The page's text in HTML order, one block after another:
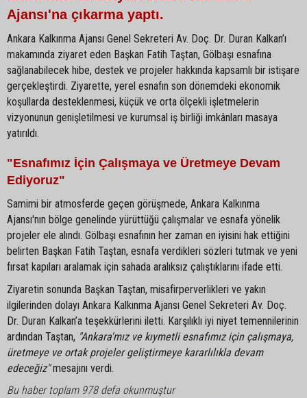
Ajansı'na çıkarma yaptı.
Ankara Kalkınma Ajansı Genel Sekreteri Av. Doç. Dr. Duran Kalkan’ı
makamında ziyaret eden Başkan Fatih Taştan, Gölbaşı esnafına
sağlanabilecek hibe, destek ve projeler hakkında kapsamlı bir istişare
gerçekleştirdi. Ziyarette, yerel esnafın son dönemdeki ekonomik
koşullarda desteklenmesi, küçük ve orta ölçekli işletmelerin
vizyonunun genişletilmesi ve kurumsal iş birliği imkânları masaya
yatırıldı.
"Esnafımız İçin Çalışmaya ve Üretmeye Devam
Ediyoruz"
Samimi bir atmosferde geçen görüşmede, Ankara Kalkınma
Ajansı'nın bölge genelinde yürüttüğü çalışmalar ve esnafa yönelik
projeler ele alındı. Gölbaşı esnafının her zaman en iyisini hak ettiğini
belirten Başkan Fatih Taştan, esnafa verdikleri sözleri tutmak ve yeni
fırsat kapıları aralamak için sahada aralıksız çalıştıklarını ifade etti.
Ziyaretin sonunda Başkan Taştan, misafirperverlikleri ve yakın
ilgilerinden dolayı Ankara Kalkınma Ajansı Genel Sekreteri Av. Doç.
Dr. Duran Kalkan’a teşekkürlerini iletti. Karşılıklı iyi niyet temennilerinin
ardından Taştan, "Ankara'mız ve kıymetli esnafımız için çalışmaya,
üretmeye ve ortak projeler geliştirmeye kararlılıkla devam
edeceğiz"mesajını verdi.
Bu haber toplam 978 defa okunmuştur